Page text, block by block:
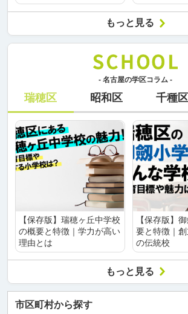
もっと見る
- 名古屋の学区コラム -
瑞穂区 昭和区 千種区
【保存版】瑞穂ヶ丘中学校
の概要と特徴｜学力が高い
理由とは
【保存版】
要と特徴｜
の伝統校
もっと見る
市区町村から探す